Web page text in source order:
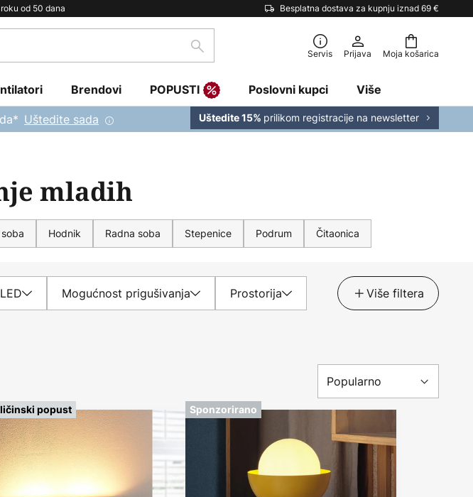
od 50 dana Besplatna dostava za kupnju iznad 69 €
Moja košarica
traži Servis Prijava
Brendovi POPUSTI Poslovni kupci Više
Uštedite sada Uštedite 15% prilikom registracije na newsletter
mladih
Hodnik Radna soba Stepenice Podrum Čitaonica
LED Mogućnost prigušivanja Prostorija Više filtera
popust Sponzorirano